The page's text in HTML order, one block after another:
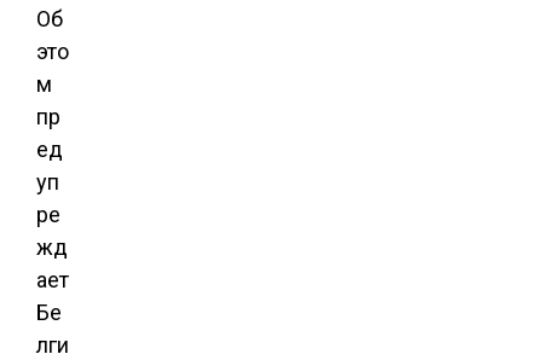
Об
это
м
пр
ед
уп
ре
жд
ает
Бе
лги